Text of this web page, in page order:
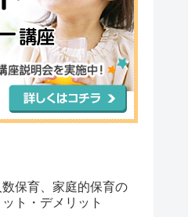
数保育、家庭的保育の
ット・デメリット